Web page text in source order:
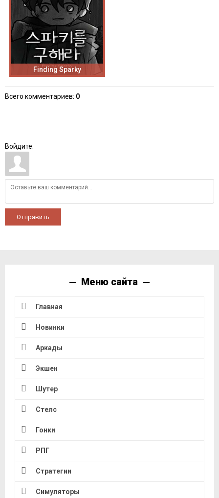
Finding Sparky
Всего комментариев: 0
Войдите:
Отправить
Меню сайта
Главная
Новинки
Аркады
Экшен
Шутер
Стелс
Гонки
РПГ
Стратегии
Симуляторы